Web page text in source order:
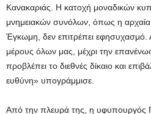
Κανακαριάς. Η κατοχή μοναδικών
μνημειακών συνόλων, όπως η
Έγκωμη, δεν επιτρέπει εφησυχασμό.
μέρους όλων μας, μέχρι την
προβλέπει το διεθνές δίκαιο και
ευθύνη» υπογράμμισε.
Από την πλευρά της, η υφυπουργός